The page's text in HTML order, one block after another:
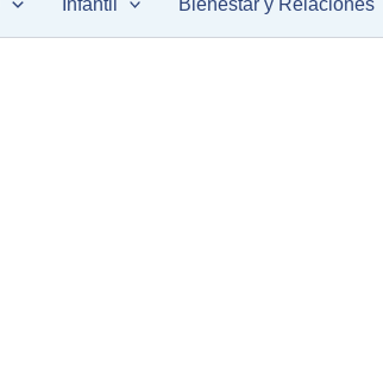
Infantil Bienestar y Relaciones